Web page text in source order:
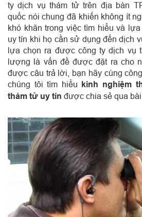
ty dịch vụ thám tử trên địa bàn
quốc nói chung đã khiến không ít
khó khăn trong việc tìm hiểu và
uy tín khi họ cần sử dụng đến dịch
lựa chọn ra được công ty dịch vụ
lượng là vấn đề được đặt ra cho
được câu trả lời, bạn hãy cùng
chúng tôi tìm hiểu kinh nghiệm
thám tử uy tín được chia sẻ qua